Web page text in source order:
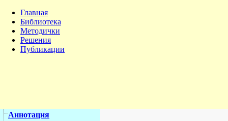
Главная
Библиотека
Методички
Решения
Публикации
Аннотация